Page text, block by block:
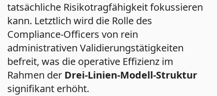
tatsächliche Risikotragfähigkeit fokussieren
kann. Letztlich wird die Rolle des
Compliance-Officers von rein
administrativen Validierungstätigkeiten
befreit, was die operative Effizienz im
Rahmen der Drei-Linien-Modell-Struktur
signifikant erhöht.